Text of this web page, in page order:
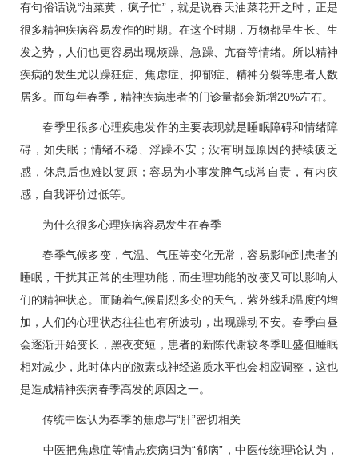
有句俗话说“油菜黄，疯子忙”，就是说春天油菜花开之时，正是
很多精神疾病容易发作的时期。在这个时期，万物都呈生长、生
发之势，人们也更容易出现烦躁、急躁、亢奋等情绪。所以精神
疾病的发生尤以躁狂症、焦虑症、抑郁症、精神分裂等患者人数
居多。而每年春季，精神疾病患者的门诊量都会新增20%左右。
春季里很多心理疾患发作的主要表现就是睡眠障碍和情绪障
碍，如失眠；情绪不稳、浮躁不安；没有明显原因的持续疲乏
感，休息后也难以复原；容易为小事发脾气或常自责，有内疚
感，自我评价过低等。
为什么很多心理疾病容易发生在春季
春季气候多变，气温、气压等变化无常，容易影响到患者的
睡眠，干扰其正常的生理功能，而生理功能的改变又可以影响人
们的精神状态。而随着气候剧烈多变的天气，紫外线和温度的增
加，人们的心理状态往往也有所波动，出现躁动不安。春季白昼
会逐渐开始变长，黑夜变短，患者的新陈代谢较冬季旺盛但睡眠
相对减少，此时体内的激素或神经递质水平也会相应调整，这也
是造成精神疾病春季高发的原因之一。
传统中医认为春季的焦虑与“肝”密切相关
中医把焦虑症等情志疾病归为“郁病”，中医传统理论认为，